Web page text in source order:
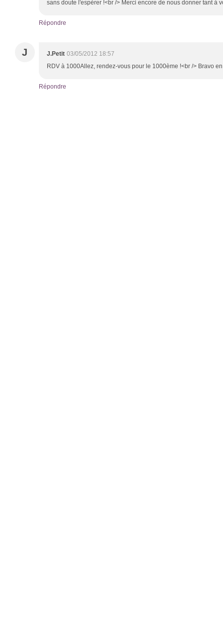
sans doute l'espérer !<br /> Merci encore de nous donner tant à
Répondre
J J.Petit 03/05/2012 18:57
RDV à 1000Allez, rendez-vous pour le 1000ème !<br /> Bravo
Répondre